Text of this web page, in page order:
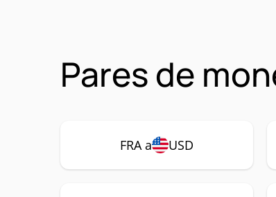
Pares de
FRA a USD